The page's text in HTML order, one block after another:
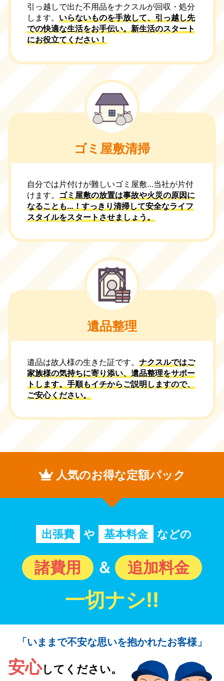
引っ越しで出た不用品をナクスルが回収・処分
します。 いらないものを手放して、引っ越し先
での快適な生活をお手伝い。新生活のスタート
にお役立てください！
ゴミ屋敷清掃
自分では片付けが難しいゴミ屋敷…当社が片付
けます。 ゴミ屋敷の放置は事故や火災の原因に
なることも…！すっきり清掃して安全なライフ
スタイルをスタートさせましょう。
遺品整理
遺品は故人様の生きた証です。 ナクスルではご
家族様の気持ちに寄り添い、遺品整理をサポー
トします。手順もイチからご説明しますので、
ご安心ください。
人気のお得な定額パック
出張費 や 基本料金 などの
諸費用 ＆ 追加料金
一切ナシ!!
「いままで不安な思いを抱かれたお客様」
安心してください。